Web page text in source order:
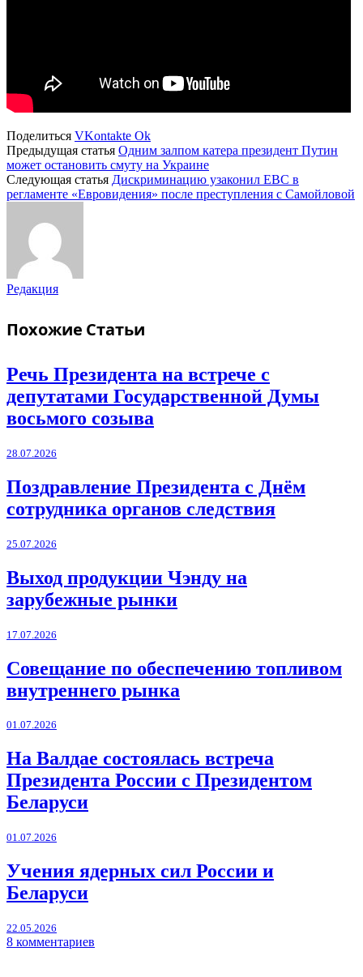
Поделиться VKontakte Ok
Предыдущая статья Одним залпом катера президент Путин
может остановить смуту на Украине
Следующая статья Дискриминацию узаконил ЕВС в
регламенте «Евровидения» после преступления с Самойловой
Редакция
Похожие Статьи
Речь Президента на встрече с
депутатами Государственной Думы
восьмого созыва
28.07.2026
Поздравление Президента с Днём
сотрудника органов следствия
25.07.2026
Выход продукции Чэнду на
зарубежные рынки
17.07.2026
Совещание по обеспечению топливом
внутреннего рынка
01.07.2026
На Валдае состоялась встреча
Президента России с Президентом
Беларуси
01.07.2026
Учения ядерных сил России и
Беларуси
22.05.2026
8 комментариев